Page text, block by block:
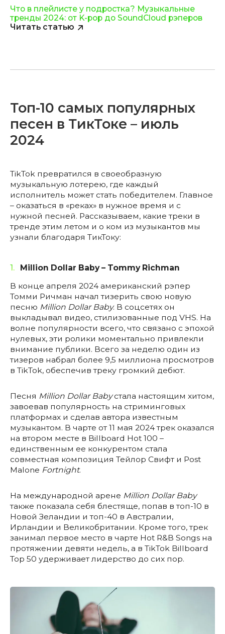
Что в плейлисте у подростка? Музыкальные
тренды 2024: от K-pop до SoundCloud рэперов
Читать статью
Топ-10 самых популярных
песен в ТикТоке – июль
2024
TikTok превратился в своеобразную
музыкальную лотерею, где каждый
исполнитель может стать победителем. Главное
– оказаться в «реках» в нужное время и с
нужной песней. Рассказываем, какие треки в
тренде этим летом и о ком из музыкантов мы
узнали благодаря ТикТоку:
1.
Million Dollar Baby – Tommy Richman
В конце апреля 2024 американский рэпер
Томми Ричман начал тизерить свою новую
песню Million Dollar Baby. В соцсетях он
выкладывал видео, стилизованные под VHS. На
волне популярности всего, что связано с эпохой
нулевых, эти ролики моментально привлекли
внимание публики. Всего за неделю один из
тизеров набрал более 9,5 миллиона просмотров
в TikTok, обеспечив треку громкий дебют.
Песня Million Dollar Babyстала настоящим хитом,
завоевав популярность на стриминговых
платформах и сделав автора известным
музыкантом. В чарте от 11 мая 2024 трек оказался
на втором месте в Billboard Hot 100 –
единственным ее конкурентом стала
совместная композиция Тейлор Свифт и Post
Malone Fortnight.
На международной арене Million Dollar Baby
также показала себя блестяще, попав в топ-10 в
Новой Зеландии и топ-40 в Австралии,
Ирландии и Великобритании. Кроме того, трек
занимал первое место в чарте Hot R&B Songs на
протяжении девяти недель, а в TikTok Billboard
Top 50 удерживает лидерство до сих пор.